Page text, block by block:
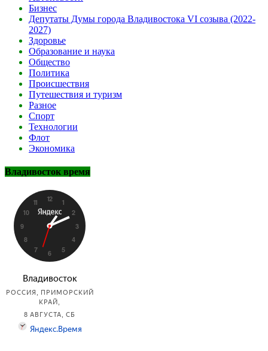
Бизнес
Депутаты Думы города Владивостока VI созыва (2022-
2027)
Здоровье
Образование и наука
Общество
Политика
Происшествия
Путешествия и туризм
Разное
Спорт
Технологии
Флот
Экономика
Владивосток время